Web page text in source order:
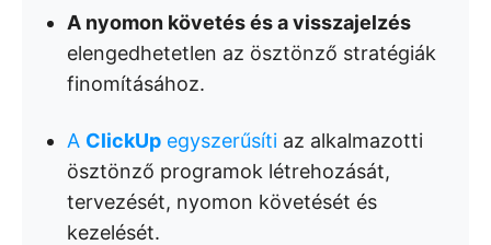
A nyomon követés és a visszajelzés
elengedhetetlen az ösztönző stratégiák
finomításához.
A ClickUp egyszerűsíti az alkalmazotti
ösztönző programok létrehozását,
tervezését, nyomon követését és
kezelését.